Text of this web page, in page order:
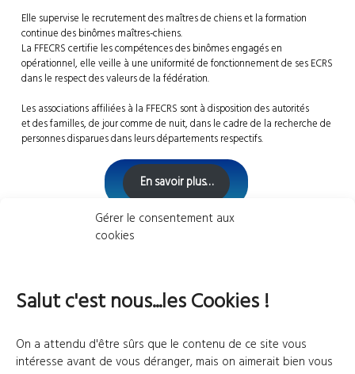
Gérer le consentement aux
cookies
Salut c'est nous...les Cookies !
On a attendu d'être sûrs que le contenu de ce site vous
intéresse avant de vous déranger, mais on aimerait bien vous
Elle supervise le recrutement des maîtres de chiens et la formation
continue des binômes maîtres-chiens.
La FFECRS certifie les compétences des binômes engagés en
opérationnel, elle veille à une uniformité de fonctionnement de ses ECRS
dans le respect des valeurs de la fédération.
Les associations affiliées à la FFECRS sont à disposition des autorités
et des familles, de jour comme de nuit, dans le cadre de la recherche de
personnes disparues dans leurs départements respectifs.
En savoir plus…
Le Chien au service de